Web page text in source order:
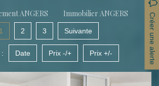
ANGERS Immobilier ANGERS Créer une alerte
1 2 3 Suivante
Date Prix -/+ Prix +/-